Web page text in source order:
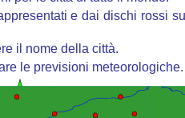
e dai dischi rossi
il nome della città.
le previsioni meteorologiche.